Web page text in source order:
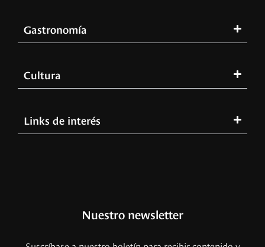
Gastronomía
Cultura
Links de interés
Nuestro newsletter